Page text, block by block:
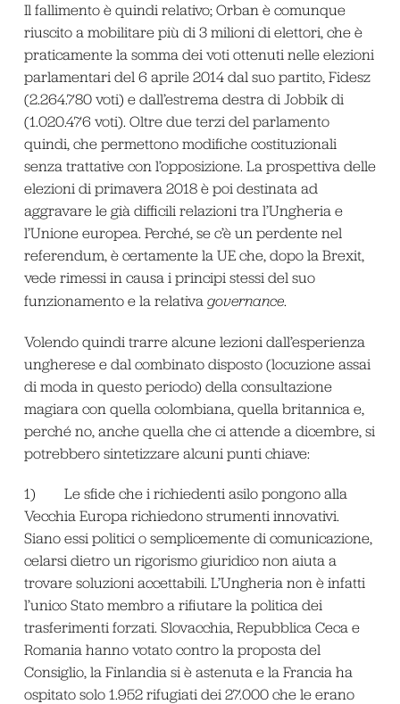
Il fallimento è quindi relativo; Orban è comunque
riuscito a mobilitare più di 3 milioni di elettori, che è
praticamente la somma dei voti ottenuti nelle elezioni
parlamentari del 6 aprile 2014 dal suo partito, Fidesz
(2.264.780 voti) e dall’estrema destra di Jobbik di
(1.020.476 voti). Oltre due terzi del parlamento
quindi, che permettono modifiche costituzionali
senza trattative con l’opposizione. La prospettiva delle
elezioni di primavera 2018 è poi destinata ad
aggravare le già difficili relazioni tra l’Ungheria e
l’Unione europea. Perché, se c’è un perdente nel
referendum, è certamente la UE che, dopo la Brexit,
vede rimessi in causa i principi stessi del suo
funzionamento e la relativa governance.
Volendo quindi trarre alcune lezioni dall’esperienza
ungherese e dal combinato disposto (locuzione assai
di moda in questo periodo) della consultazione
magiara con quella colombiana, quella britannica e,
perché no, anche quella che ci attende a dicembre, si
potrebbero sintetizzare alcuni punti chiave:
1) Le sfide che i richiedenti asilo pongono alla
Vecchia Europa richiedono strumenti innovativi.
Siano essi politici o semplicemente di comunicazione,
celarsi dietro un rigorismo giuridico non aiuta a
trovare soluzioni accettabili. L’Ungheria non è infatti
l’unico Stato membro a rifiutare la politica dei
trasferimenti forzati. Slovacchia, Repubblica Ceca e
Romania hanno votato contro la proposta del
Consiglio, la Finlandia si è astenuta e la Francia ha
ospitato solo 1.952 rifugiati dei 27.000 che le erano